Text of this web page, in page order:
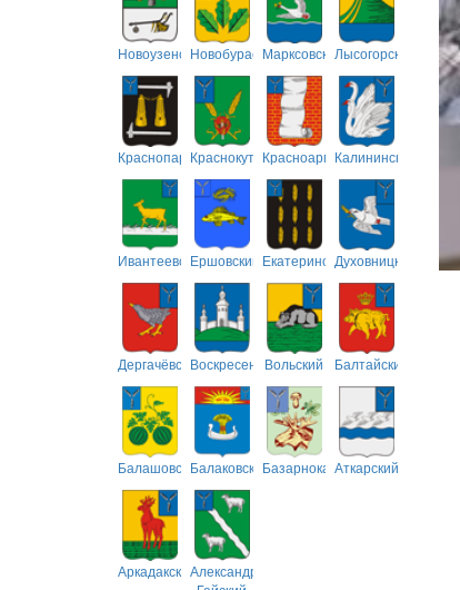
НовоузенскийНовобурасскийМарксовскийЛысогорский
Краснопартизанский
КраснокутскийКрасноармейский
Калининский
ИвантеевскийЕршовский ЕкатериновскийДуховницкий
ДергачёвскийВоскресенскийВольский Балтайский
БалашовскийБалаковскийБазарнокарабулакский
Аткарский
АркадакскийАлександрово-